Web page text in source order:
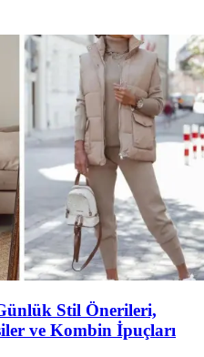
Stil Önerileri,
ve Kombin İpuçları